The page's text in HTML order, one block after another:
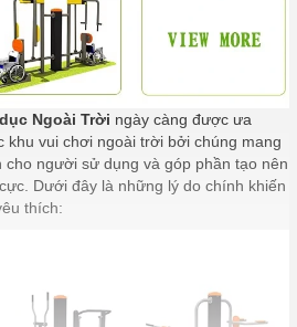
Ngoài Trời ngày càng được ưa
khu vui chơi ngoài trời bởi chúng mang
người sử dụng và góp phần tạo nên
Dưới đây là những lý do chính khiến
thích: